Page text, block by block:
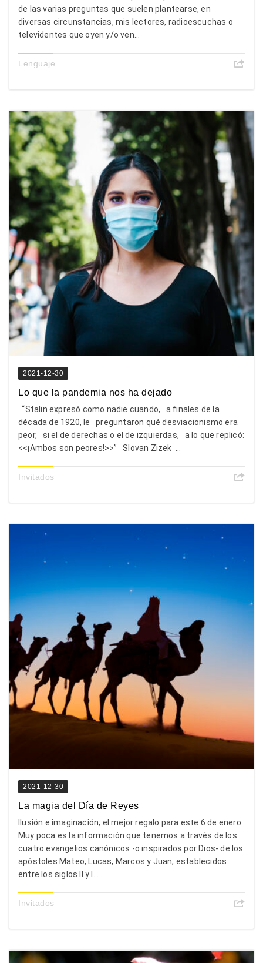
de las varias preguntas que suelen plantearse, en
diversas circunstancias, mis lectores, radioescuchas o
televidentes que oyen y/o ven...
Lenguaje
2021-12-30
Lo que la pandemia nos ha dejado
“Stalin expresó como nadie cuando, a finales de la
década de 1920, le preguntaron qué desviacionismo era
peor, si el de derechas o el de izquierdas, a lo que replicó:
<<¡Ambos son peores!>>” Slovan Zizek ...
Invitados
2021-12-30
La magia del Día de Reyes
Ilusión e imaginación; el mejor regalo para este 6 de enero
Muy poca es la información que tenemos a través de los
cuatro evangelios canónicos -o inspirados por Dios- de los
apóstoles Mateo, Lucas, Marcos y Juan, establecidos
entre los siglos II y I...
Invitados